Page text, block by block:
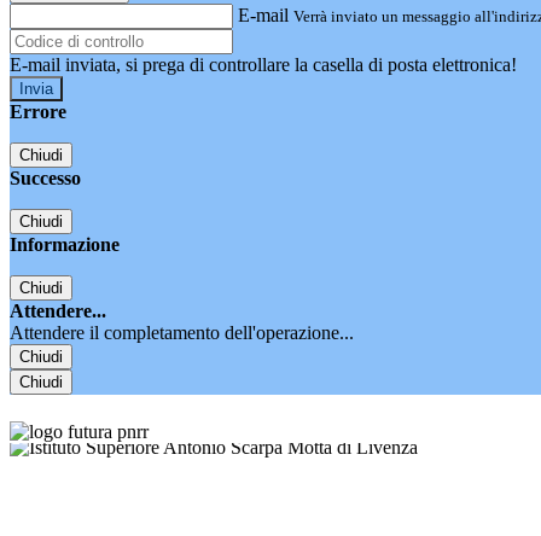
E-mail Verrà inviato un messaggio
E-mail inviata, si prega di controllare la casella di posta elettronica!
Errore
Chiudi
Successo
Chiudi
Informazione
Chiudi
Attendere...
Attendere il completamento dell'operazione...
Chiudi
Chiudi